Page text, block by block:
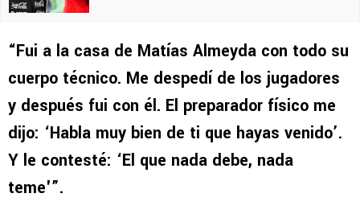
“Fui a la casa de Matías Almeyda con todo su
cuerpo técnico. Me despedí de los jugadores
y después fui con él. El preparador físico me
dijo: ‘Habla muy bien de ti que hayas venido’.
Y le contesté: ‘El que nada debe, nada
teme'”.